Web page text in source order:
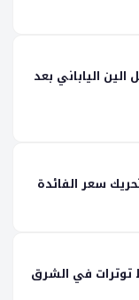
الياباني بعد
سعر الفائدة
توترات في الشرق